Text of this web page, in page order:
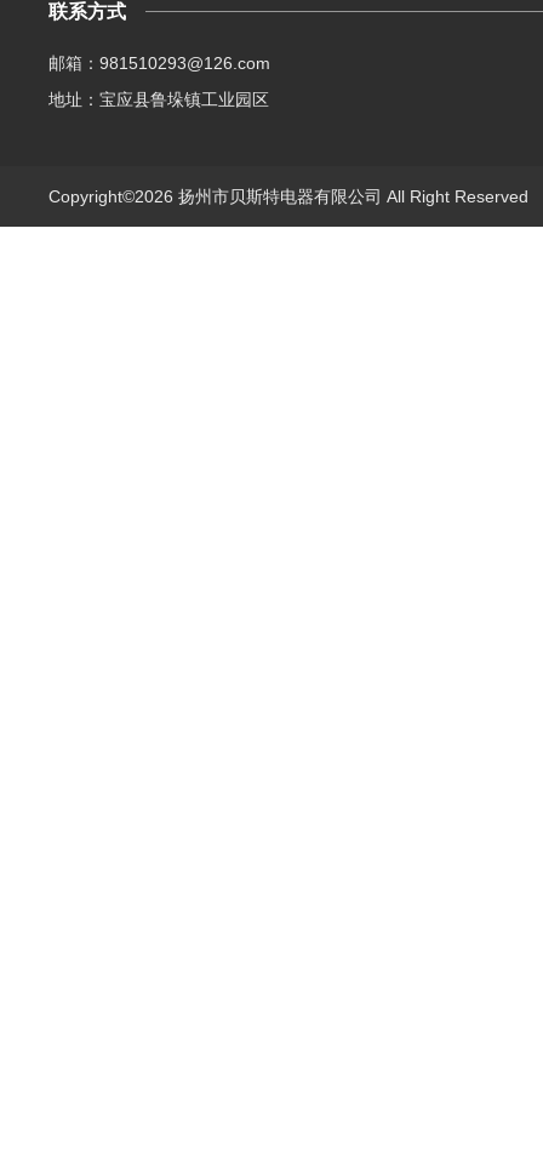
联系方式
邮箱：981510293@126.com
地址：宝应县鲁垛镇工业园区
Copyright©2026 扬州市贝斯特电器有限公司 All Right